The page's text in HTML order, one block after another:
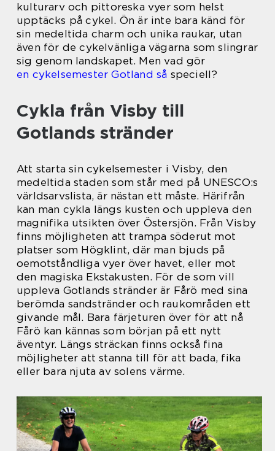
kulturarv och pittoreska vyer som helst
upptäcks på cykel. Ön är inte bara känd för
sin medeltida charm och unika raukar, utan
även för de cykelvänliga vägarna som slingrar
sig genom landskapet. Men vad gör
en cykelsemester Gotland så speciell?
Cykla från Visby till
Gotlands stränder
Att starta sin cykelsemester i Visby, den
medeltida staden som står med på UNESCO:s
världsarvslista, är nästan ett måste. Härifrån
kan man cykla längs kusten och uppleva den
magnifika utsikten över Östersjön. Från Visby
finns möjligheten att trampa söderut mot
platser som Högklint, där man bjuds på
oemotståndliga vyer över havet, eller mot
den magiska Ekstakusten. För de som vill
uppleva Gotlands stränder är Fårö med sina
berömda sandstränder och raukområden ett
givande mål. Bara färjeturen över för att nå
Fårö kan kännas som början på ett nytt
äventyr. Längs sträckan finns också fina
möjligheter att stanna till för att bada, fika
eller bara njuta av solens värme.